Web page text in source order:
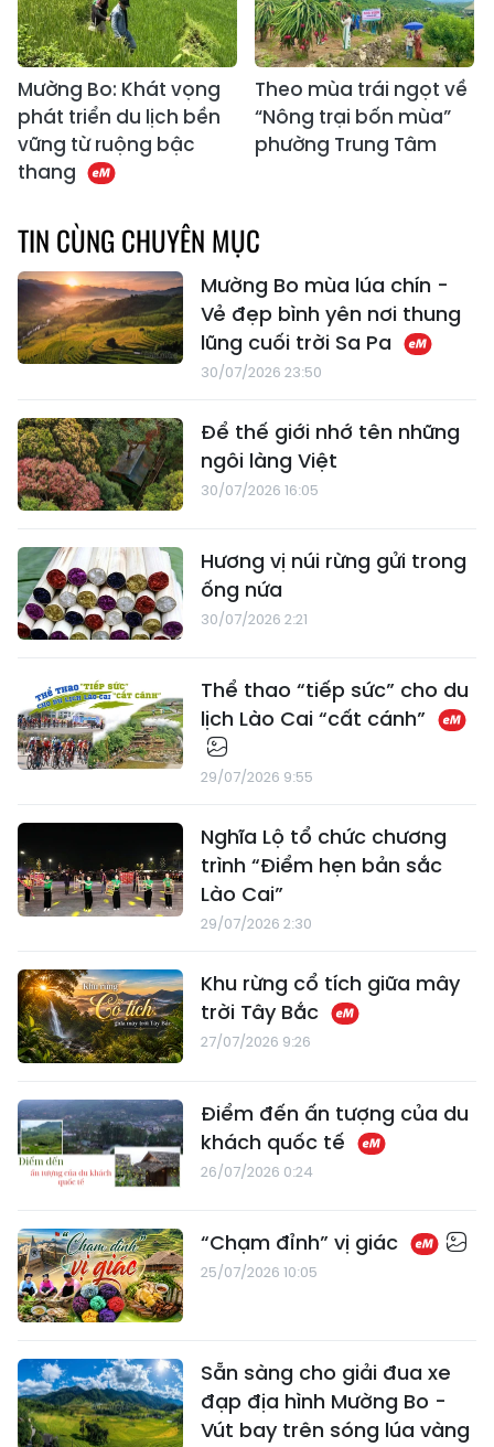
Mường Bo: Khát vọng
phát triển du lịch bền
vững từ ruộng bậc
thang
Theo mùa trái ngọt về
“Nông trại bốn mùa”
phường Trung Tâm
TIN CÙNG CHUYÊN MỤC
Mường Bo mùa lúa chín -
Vẻ đẹp bình yên nơi thung
lũng cuối trời Sa Pa
30/07/2026 23:50
Để thế giới nhớ tên những
ngôi làng Việt
30/07/2026 16:05
Hương vị núi rừng gửi trong
ống nứa
30/07/2026 2:21
Thể thao “tiếp sức” cho du
lịch Lào Cai “cất cánh”
29/07/2026 9:55
Nghĩa Lộ tổ chức chương
trình “Điểm hẹn bản sắc
Lào Cai”
29/07/2026 2:30
Khu rừng cổ tích giữa mây
trời Tây Bắc
27/07/2026 9:26
Điểm đến ấn tượng của du
khách quốc tế
26/07/2026 0:24
“Chạm đỉnh” vị giác
25/07/2026 10:05
Sẵn sàng cho giải đua xe
đạp địa hình Mường Bo -
Vút bay trên sóng lúa vàng